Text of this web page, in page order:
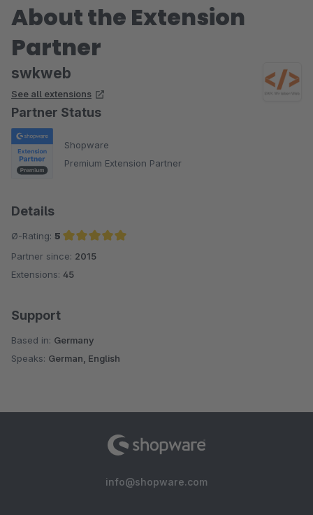
About the Extension
Partner
swkweb
See all extensions
Partner Status
Shopware
Premium Extension Partner
Details
Ø-Rating: 5
Average rating of 5 out of 5 stars
Partner since: 2015
Extensions: 45
Support
Based in: Germany
Speaks: German, English
info@shopware.com